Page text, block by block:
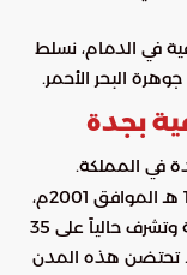
في الدمام، نسلط
البحر الأحمر.
بجدة
في المملكة.
في عام 1421 هـ الموافق 2001م،
وهي متخصصة في تطوير الأراضي الصناعية وتشرف حالياً على 35
تحتضن هذه المدن